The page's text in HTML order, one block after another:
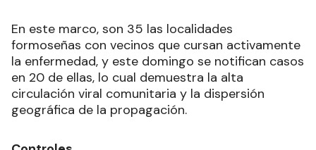
En este marco, son 35 las localidades
formoseñas con vecinos que cursan activamente
la enfermedad, y este domingo se notifican casos
en 20 de ellas, lo cual demuestra la alta
circulación viral comunitaria y la dispersión
geográfica de la propagación.